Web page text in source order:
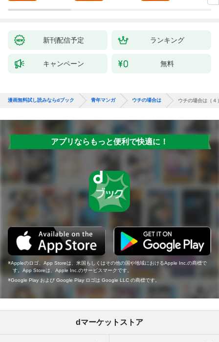
新刊配信予定 ランキング
キャンペーン 無料
漫画無料試し読みならdブック 青年マンガ ウチの場合は ウチの場合は（４
アプリならもっと便利で快適に！
Appleのロゴ、App Storeは、米国もしくはその他の国や地域におけるApple Inc.の商標で
す。App Storeは、Apple Inc.のサービスマークです。
Google Play および Google Play ロゴは Google LLC の商標です。
dマーケットストア